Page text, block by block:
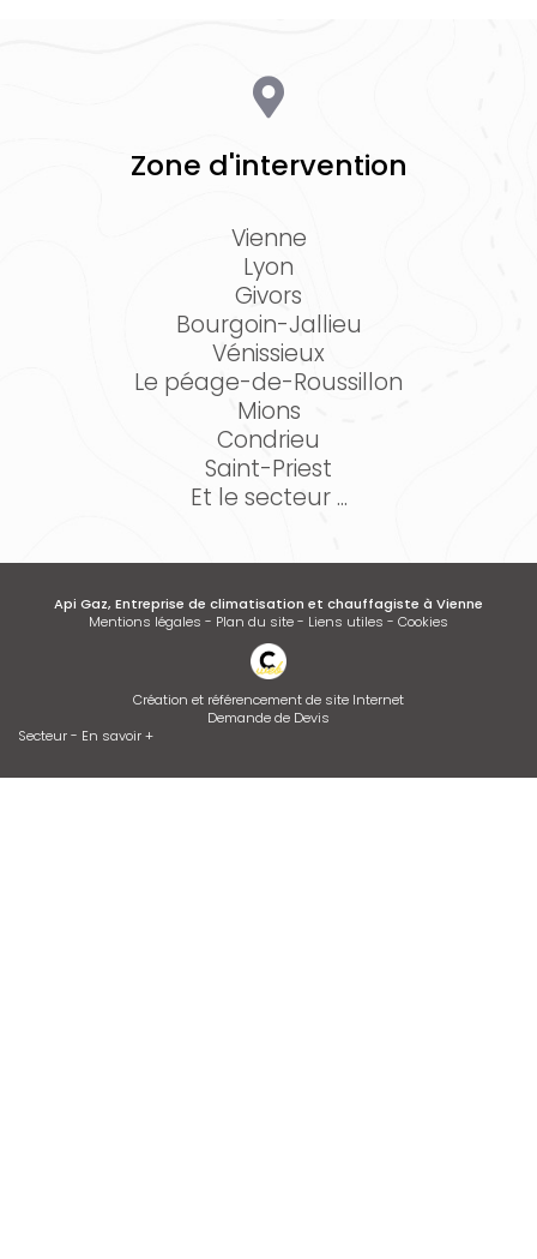
Zone d'intervention
Vienne
Lyon
Givors
Bourgoin-Jallieu
Vénissieux
Le péage-de-Roussillon
Mions
Condrieu
Saint-Priest
Et le secteur ...
Api Gaz, Entreprise de climatisation et chauffagiste à Vienne
Mentions légales - Plan du site- Liens utiles - Cookies
Création et référencement de site Internet
Demande de Devis
Secteur- En savoir +